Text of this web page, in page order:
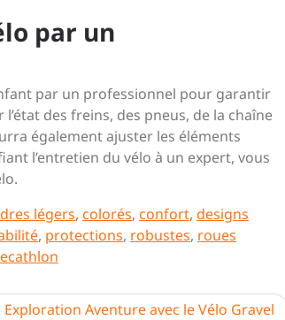
par un
par un professionnel pour garantir
des freins, des pneus, de la chaîne
également ajuster les éléments
l’entretien du vélo à un expert, vous
légers, colorés, confort, designs
, protections, robustes, roues
Exploration Aventure avec le Vélo Gravel